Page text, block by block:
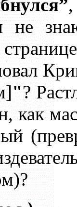
не
"?
как